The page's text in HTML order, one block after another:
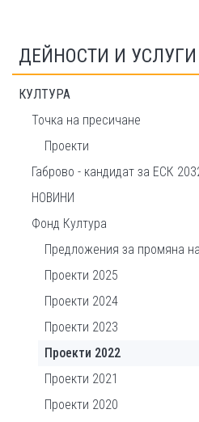
ДЕЙНОСТИ И УСЛУГИ
КУЛТУРА
Точка на пресичане
Проекти
Габрово - кандидат за ЕСК
НОВИНИ
Фонд Култура
Предложения за промяна
Проекти 2025
Проекти 2024
Проекти 2023
Проекти 2022
Проекти 2021
Проекти 2020